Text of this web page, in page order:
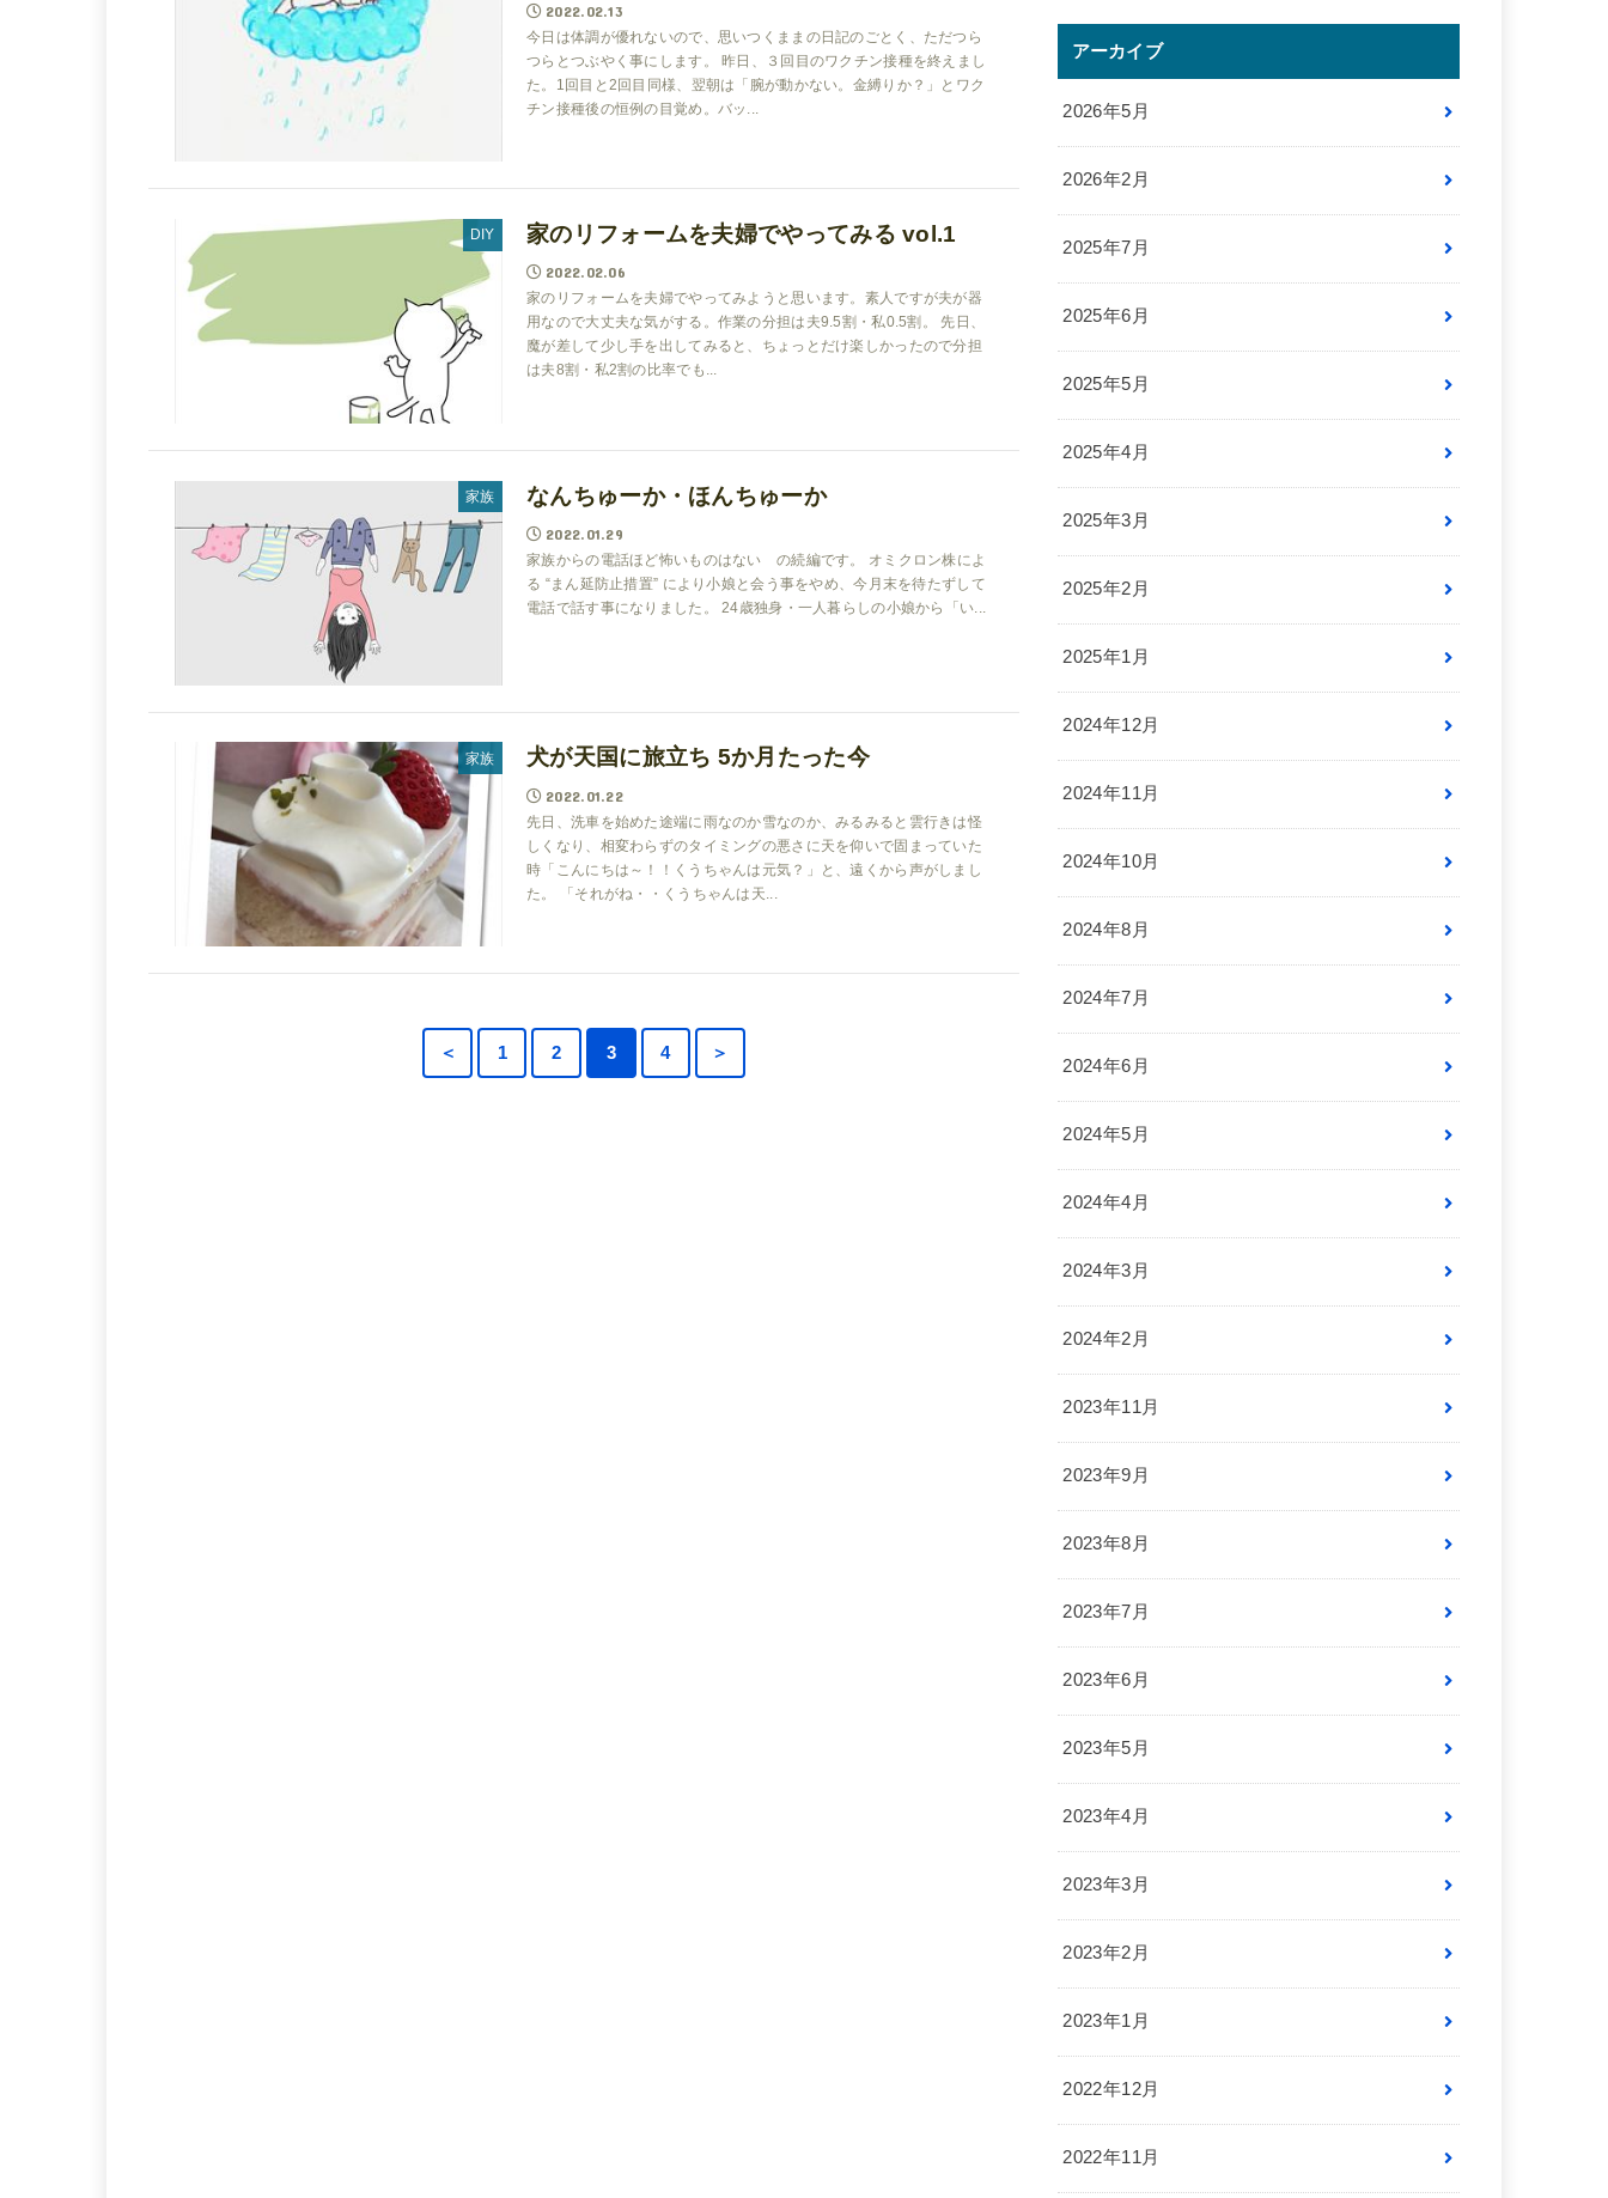
2022.02.13
今日は体調が優れないので、思いつくままの日記のごとく、ただつら
つらとつぶやく事にします。 昨日、３回目のワクチン接種を終えまし
た。1回目と2回目同様、翌朝は「腕が動かない。金縛りか？」とワク
チン接種後の恒例の目覚め。バッ...
DIY 家のリフォームを夫婦でやってみる vol.1
2022.02.06
家のリフォームを夫婦でやってみようと思います。素人ですが夫が器
用なので大丈夫な気がする。作業の分担は夫9.5割・私0.5割。 先日、
魔が差して少し手を出してみると、ちょっとだけ楽しかったので分担
は夫8割・私2割の比率でも...
家族 なんちゅーか・ほんちゅーか
2022.01.29
家族からの電話ほど怖いものはない の続編です。 オミクロン株によ
る “まん延防止措置” により小娘と会う事をやめ、今月末を待たずして
電話で話す事になりました。 24歳独身・一人暮らしの小娘から「い...
家族 犬が天国に旅立ち 5か月たった今
2022.01.22
先日、洗車を始めた途端に雨なのか雪なのか、みるみると雲行きは怪
しくなり、相変わらずのタイミングの悪さに天を仰いで固まっていた
時「こんにちは～！！くうちゃんは元気？」と、遠くから声がしまし
た。 「それがね・・くうちゃんは天...
＜ 1 2 3 4 ＞
アーカイブ
2026年5月
2026年2月
2025年7月
2025年6月
2025年5月
2025年4月
2025年3月
2025年2月
2025年1月
2024年12月
2024年11月
2024年10月
2024年8月
2024年7月
2024年6月
2024年5月
2024年4月
2024年3月
2024年2月
2023年11月
2023年9月
2023年8月
2023年7月
2023年6月
2023年5月
2023年4月
2023年3月
2023年2月
2023年1月
2022年12月
2022年11月